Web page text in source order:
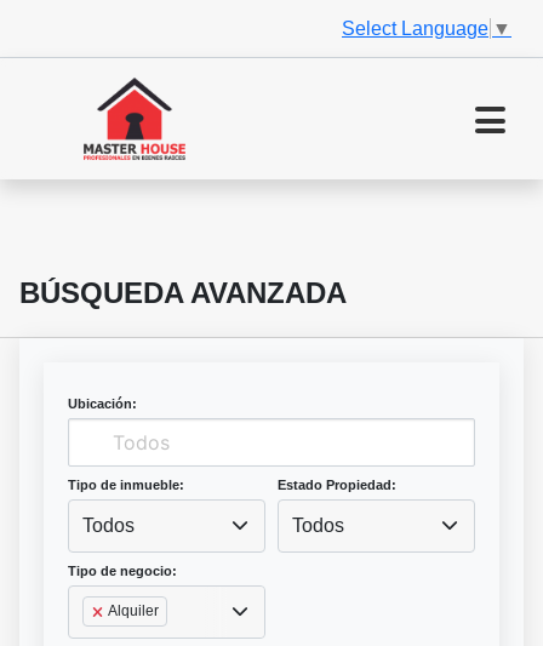
Select Language ▼
BÚSQUEDA AVANZADA
Ubicación:
Tipo de inmueble:
Todos
Estado Propiedad:
Todos
Tipo de negocio:
Alquiler